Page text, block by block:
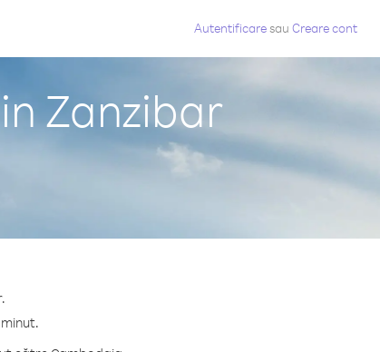
Autentificaresau Creare cont
Zanzibar